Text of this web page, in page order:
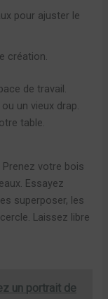
pour ajuster le
création.
de travail.
un vieux drap.
table.
votre bois
Essayez
superposer, les
Laissez libre
un portrait de